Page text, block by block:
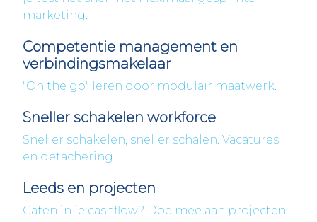
marketing.
Competentie management en
verbindingsmakelaar
"On the go" leren door modulair maatwerk.
Sneller schakelen workforce
Sneller schakelen, sneller schalen. Vacatures
en detachering.
Leeds en projecten
Gaten in je cashflow? Doe mee aan projecten.